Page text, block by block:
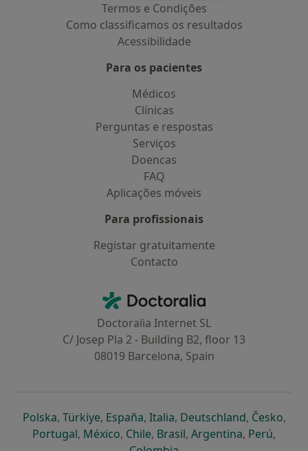
Termos e Condições
Como classificamos os resultados
Acessibilidade
Para os pacientes
Médicos
Clínicas
Perguntas e respostas
Serviços
Doencas
FAQ
Aplicações móveis
Para profissionais
Registar gratuitamente
Contacto
Doctoralia - Homepage
Doctoralia Internet SL
C/ Josep Pla 2 - Building B2, floor 13
08019 Barcelona, Spain
Polskaabre num novo separador
, Türkiyeabre num novo separador
, Españaabre num novo separador
, Italiaabre num novo
, Deutschlandabre num
, Česko,
Portugalabre num novo separador
, Méxicoabre num novo separador
, Chileabre num novo separador
, Brasilabre num novo
, Argentinaabre num
, Perúabre
,